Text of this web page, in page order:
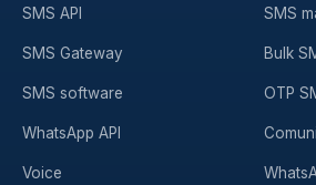
SMS API
SMS Gateway
SMS software
WhatsApp API
Voice
SMS
Bulk
OTP